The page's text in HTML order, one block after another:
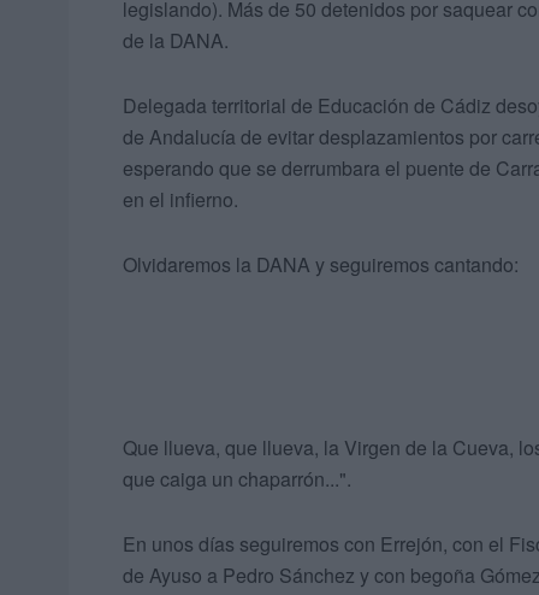
legislando). Más de 50 detenidos por saquear
de la DANA.
Delegada territorial de Educación de Cádiz
de Andalucía de evitar desplazamientos por
esperando que se derrumbara el puente de
en el infierno.
Olvidaremos la DANA y seguiremos cantando:
Que llueva, que llueva, la Virgen de la Cueva,
que caiga un chaparrón...".
En unos días seguiremos con Errejón, con el
de Ayuso a Pedro Sánchez y con begoña